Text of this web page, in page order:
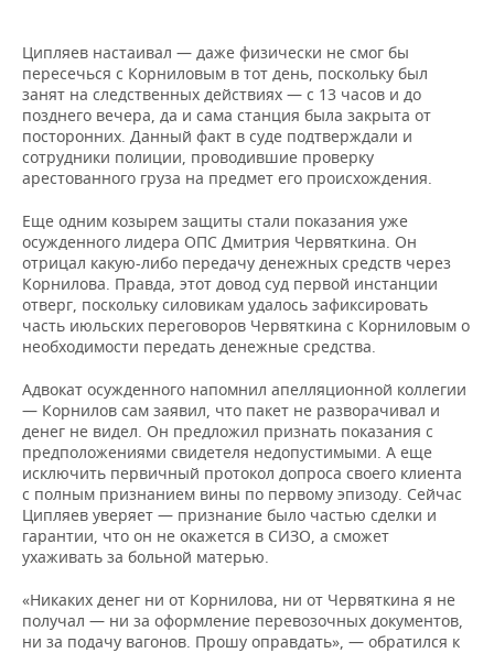
Ципляев настаивал — даже физически не смог бы
пересечься с Корниловым в тот день, поскольку был
занят на следственных действиях — с 13 часов и до
позднего вечера, да и сама станция была закрыта от
посторонних. Данный факт в суде подтверждали и
сотрудники полиции, проводившие проверку
арестованного груза на предмет его происхождения.
Еще одним козырем защиты стали показания уже
осужденного лидера ОПС Дмитрия Червяткина. Он
отрицал какую-либо передачу денежных средств через
Корнилова. Правда, этот довод суд первой инстанции
отверг, поскольку силовикам удалось зафиксировать
часть июльских переговоров Червяткина с Корниловым о
необходимости передать денежные средства.
Адвокат осужденного напомнил апелляционной коллегии
— Корнилов сам заявил, что пакет не разворачивал и
денег не видел. Он предложил признать показания с
предположениями свидетеля недопустимыми. А еще
исключить первичный протокол допроса своего клиента
с полным признанием вины по первому эпизоду. Сейчас
Ципляев уверяет — признание было частью сделки и
гарантии, что он не окажется в СИЗО, а сможет
ухаживать за больной матерью.
«Никаких денег ни от Корнилова, ни от Червяткина я не
получал — ни за оформление перевозочных документов,
ни за подачу вагонов. Прошу оправдать», — обратился к